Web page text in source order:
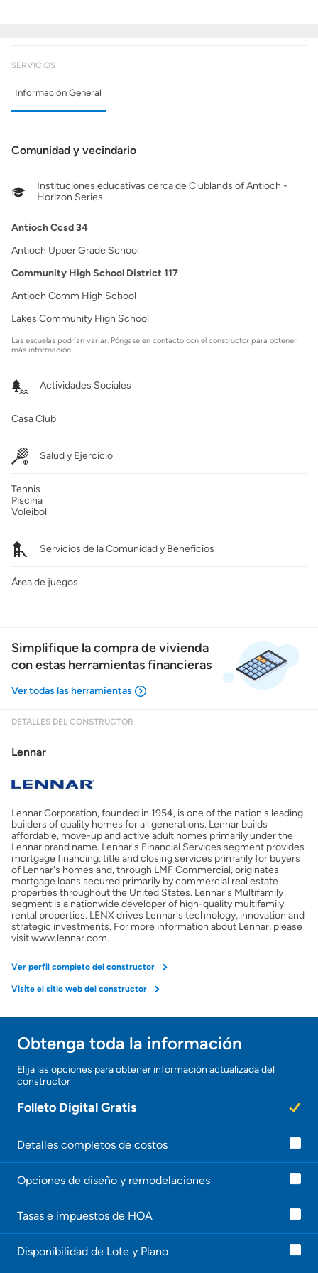
SERVICIOS
Información General
Comunidad y vecindario
Instituciones educativas cerca de Clublands of Antioch -
Horizon Series
Antioch Ccsd 34
Antioch Upper Grade School
Community High School District 117
Antioch Comm High School
Lakes Community High School
Las escuelas podrían variar. Póngase en contacto con el constructor para obtener
más información.
Actividades Sociales
Casa Club
Salud y Ejercicio
Tennis
Piscina
Voleibol
Servicios de la Comunidad y Beneficios
Área de juegos
Simplifique la compra de vivienda
con estas herramientas financieras
Costos casa nueva vs. usada
Obtener mi puntaje de crédito
Calcular mi hipoteca
Obtener Aprobación Previa
Preparar mi casa para la venta
Obtener ofertas por mi casa
DETALLES DEL CONSTRUCTOR
Lennar
Lennar Corporation, founded in 1954, is one of the nation's leading
builders of quality homes for all generations. Lennar builds
affordable, move-up and active adult homes primarily under the
Lennar brand name. Lennar's Financial Services segment provides
mortgage financing, title and closing services primarily for buyers
of Lennar's homes and, through LMF Commercial, originates
mortgage loans secured primarily by commercial real estate
properties throughout the United States. Lennar's Multifamily
segment is a nationwide developer of high-quality multifamily
rental properties. LENX drives Lennar's technology, innovation and
strategic investments. For more information about Lennar, please
visit www.lennar.com.
Ver perfil completo del constructor
Visite el sitio web del constructor
¡Gracias!
¡
n
e
e
c
t
Obtenga toda la información
Elija las opciones para obtener información actualizada del
constructor
Folleto Digital Gratis
Detalles completos de costos
Opciones de diseño y remodelaciones
Tasas e impuestos de HOA
Disponibilidad de Lote y Plano